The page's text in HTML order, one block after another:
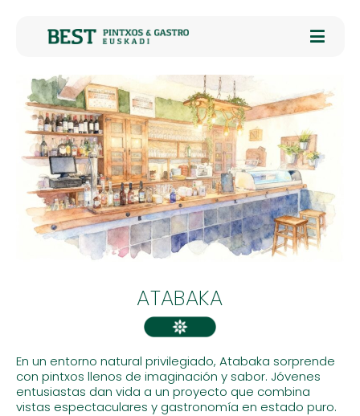
ATABAKA
En un entorno natural privilegiado, Atabaka sorprende
con pintxos llenos de imaginación y sabor. Jóvenes
entusiastas dan vida a un proyecto que combina
vistas espectaculares y gastronomía en estado puro.